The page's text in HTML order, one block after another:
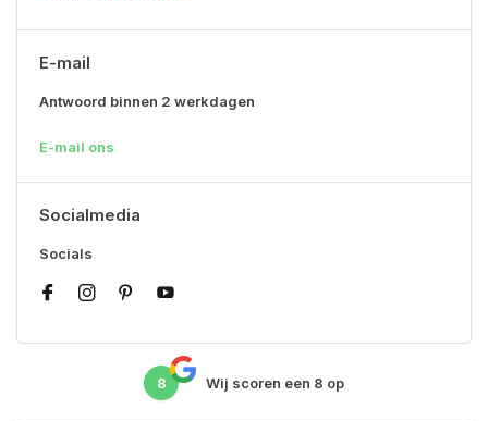
E-mail
Antwoord binnen 2 werkdagen
E-mail ons
Socialmedia
Socials
8 Wij scoren een 8 op